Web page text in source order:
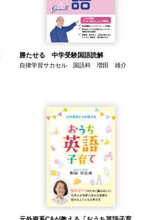
勝たせる 中学受験国語読解
自律学習サカセル 国語科 増田 雄介